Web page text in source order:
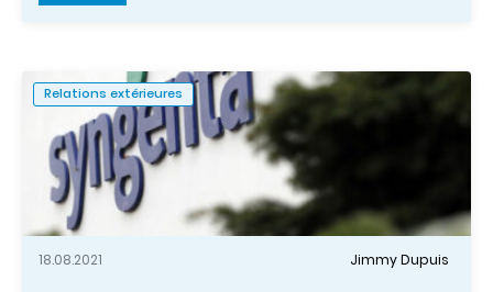
Relations extérieures
18.08.2021 Jimmy Dupuis